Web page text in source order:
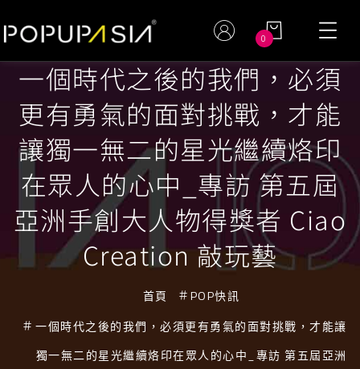
0
一個時代之後的我們，必須
更有勇氣的面對挑戰，才能
讓獨一無二的星光繼續烙印
在眾人的心中_專訪 第五屆
亞洲手創大人物得獎者 Ciao
Creation 敲玩藝
首頁
POP快訊
一個時代之後的我們，必須更有勇氣的面對挑戰，才能讓
獨一無二的星光繼續烙印在眾人的心中_專訪 第五屆亞洲